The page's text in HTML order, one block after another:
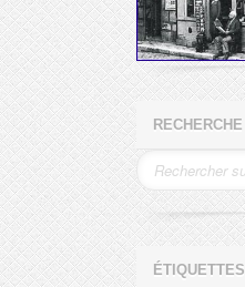
RECHERCHE
ÉTIQUETTES